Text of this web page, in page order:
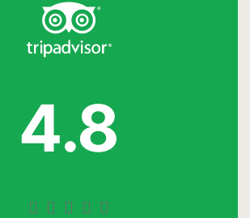
4.8
    